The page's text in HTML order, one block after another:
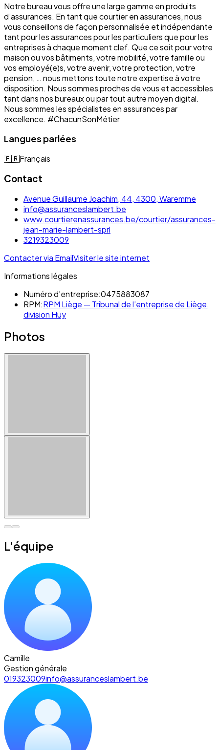
Notre bureau vous offre une large gamme en produits
d’assurances. En tant que courtier en assurances, nous
vous conseillons de façon personnalisée et indépendante
tant pour les assurances pour les particuliers que pour les
entreprises à chaque moment clef. Que ce soit pour votre
maison ou vos bâtiments, votre mobilité, votre famille ou
vos employé(e)s, votre avenir, votre protection, votre
pension, … nous mettons toute notre expertise à votre
disposition. Nous sommes proches de vous et accessibles
tant dans nos bureaux ou par tout autre moyen digital.
Nous sommes les spécialistes en assurances par
excellence. #ChacunSonMétier
Langues parlées
🇫🇷Français
Contact
Avenue Guillaume Joachim, 44, 4300, Waremme
info@assuranceslambert.be
www.courtierenassurances.be/courtier/assurances-
jean-marie-lambert-sprl
3219323009
Contacter via EmailVisiter le site internet
Informations légales
Numéro d'entreprise:0475883087
RPM:RPM Liège — Tribunal de l’entreprise de Liège,
division Huy
Photos
L'équipe
Camille
Gestion générale
019323009info@assuranceslambert.be